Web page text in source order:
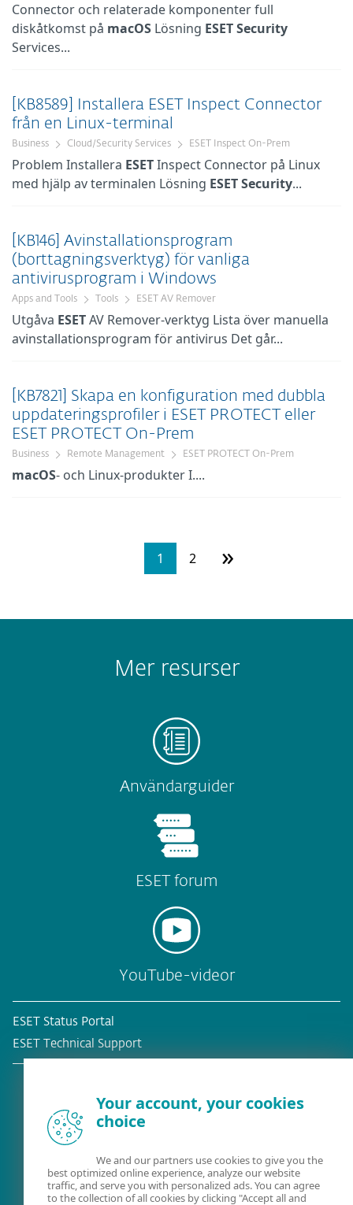
Connector och relaterade komponenter full
diskåtkomst på macOS Lösning ESETSecurity
Services...
[KB8589] Installera ESET Inspect Connector
från en Linux-terminal
Business Cloud/Security Services ESET Inspect On-Prem
Problem Installera ESETInspect Connector på Linux
med hjälp av terminalen Lösning ESETSecurity...
[KB146] Avinstallationsprogram
(borttagningsverktyg) för vanliga
antivirusprogram i Windows
Apps and Tools Tools ESET AV Remover
Utgåva ESETAV Remover-verktyg Lista över manuella
avinstallationsprogram för antivirus Det går...
[KB7821] Skapa en konfiguration med dubbla
uppdateringsprofiler i ESET PROTECT eller
ESET PROTECT On-Prem
Business Remote Management ESET PROTECT On-Prem
macOS- och Linux-produkter I....
1 2 »
Mer resurser
Användarguider
ESET forum
YouTube-videor
ESET Status Portal
ESET Technical Support
Your account, your cookies
choice
We and our partners use cookies to give you the
best optimized online experience, analyze our website
traffic, and serve you with personalized ads. You can agree
to the collection of all cookies by clicking "Accept all and